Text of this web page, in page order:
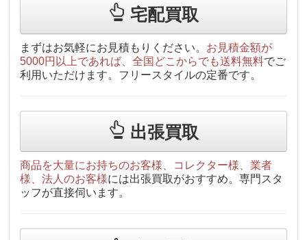
宅配買取
まずはお気軽にお見積もりください。 お見積金額が
5000円以上であれば、全国どこからでも送料無料でご
利用いただけます。フリースタイルの定番です。
出張買取
商品を大量にお持ちのお客様、コレクター様、業者
様、法人のお客様には出張買取がおすすめ。専門スタ
ッフが直接伺います。